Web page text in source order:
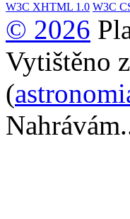
W3C XHTML 1.0 W3C
© 2026
Vytištěno
(